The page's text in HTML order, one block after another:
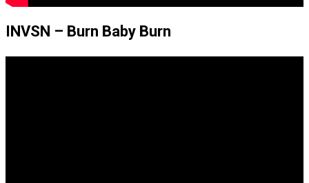
INVSN – Burn Baby Burn